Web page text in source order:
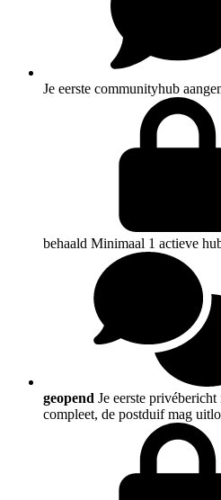
Je eerste communityhub
behaald Minimaal 1 actieve
geopend Je eerste
compleet, de postduif mag